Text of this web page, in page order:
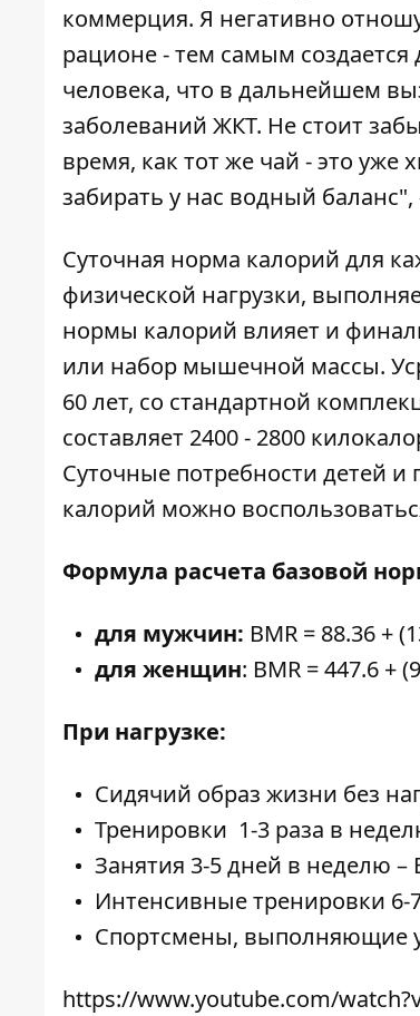
коммерция. Я негативно
рационе - тем самым
человека, что в дальнейшем
заболеваний ЖКТ. Не стоит
время, как тот же чай - это
забирать у нас водный
Суточная норма калорий для
физической нагрузки,
нормы калорий влияет и
или набор мышечной массы.
60 лет, со стандартной
составляет 2400 - 2800
Суточные потребности детей
калорий можно
Формула расчета базовой
для мужчин: BMR = 88.36 +
для женщин: BMR = 447.6 +
При нагрузке:
Сидячий образ жизни без
Тренировки 1-3 раза в
Занятия 3-5 дней в неделю –
Интенсивные тренировки 6-
Спортсмены, выполняющие
https://www.youtube.com/